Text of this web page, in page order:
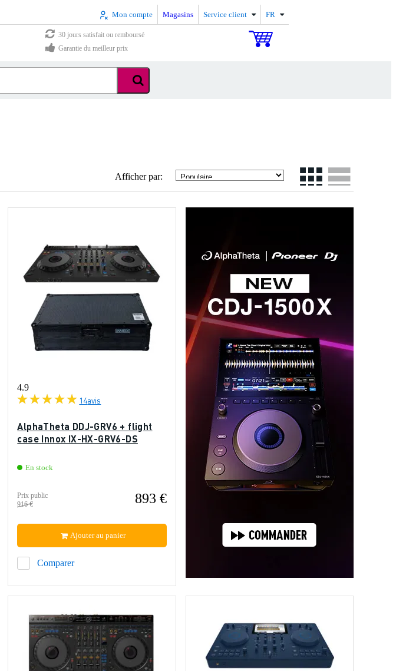
Mon compte Magasins Service client FR
30 jours satisfait ou remboursé
Garantie du meilleur prix
Afficher par:
4.9
14avis
AlphaTheta DDJ-GRV6 + flight
case Innox IX-HX-GRV6-DS
En stock
Prix public
916 €
893 €
Comparer
Ajouter au panier